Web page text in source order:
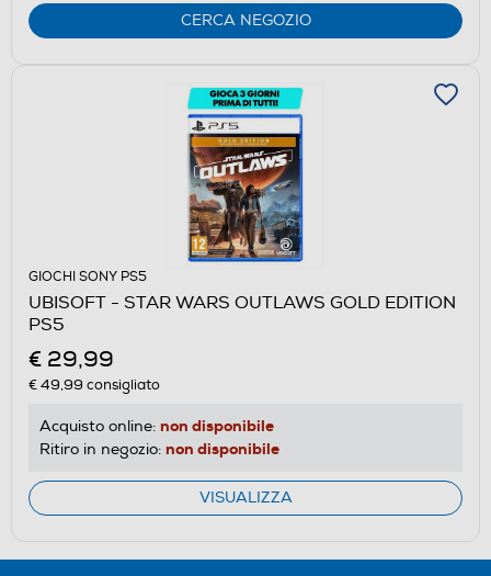
CERCA NEGOZIO
GIOCHI SONY PS5
UBISOFT - STAR WARS OUTLAWS GOLD EDITION
PS5
€ 29,99
€ 49,99 consigliato
Acquisto online: non disponibile
Ritiro in negozio: non disponibile
VISUALIZZA